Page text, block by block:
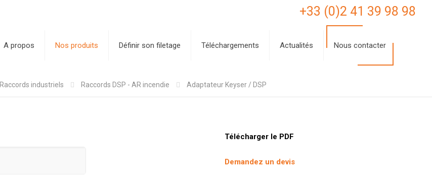
+33 (0)2 41 39 98 98
A propos Nos produits Définir son filetage Téléchargements Actualités Nous contacter
Raccords industriels Raccords DSP - AR incendie Adaptateur Keyser / DSP
Télécharger le PDF
Demandez un devis